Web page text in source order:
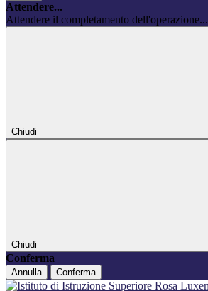
Attendere...
Attendere il completamento dell'operazione...
Chiudi
Chiudi
Conferma
Annulla Conferma